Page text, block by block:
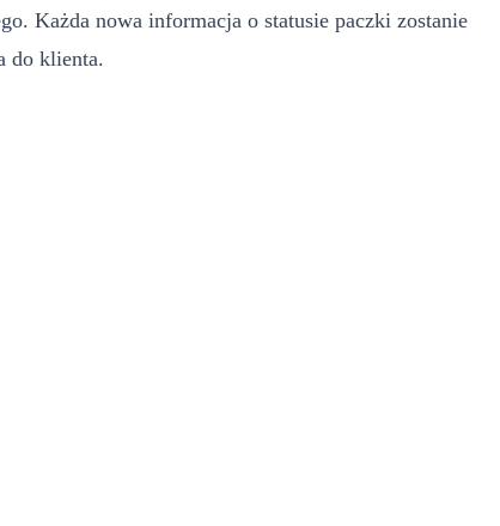
Każda nowa informacja o statusie paczki zostanie
do klienta.